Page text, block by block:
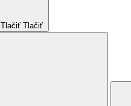
Tlačiť Tlačiť